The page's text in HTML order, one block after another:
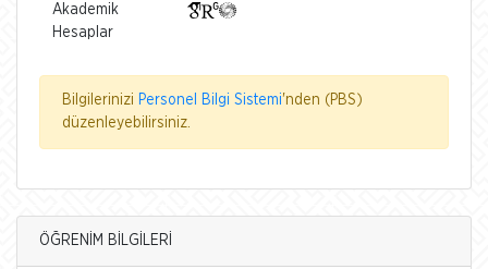
Akademik
Hesaplar
Bilgilerinizi Personel Bilgi Sistemi'nden (PBS)
düzenleyebilirsiniz.
ÖĞRENİM BİLGİLERİ